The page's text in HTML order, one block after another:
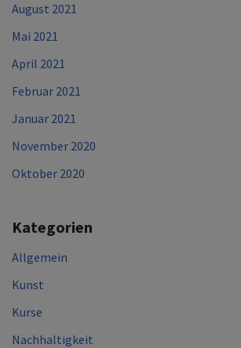
August 2021
Mai 2021
April 2021
Februar 2021
Januar 2021
November 2020
Oktober 2020
Kategorien
Allgemein
Kunst
Kurse
Nachhaltigkeit